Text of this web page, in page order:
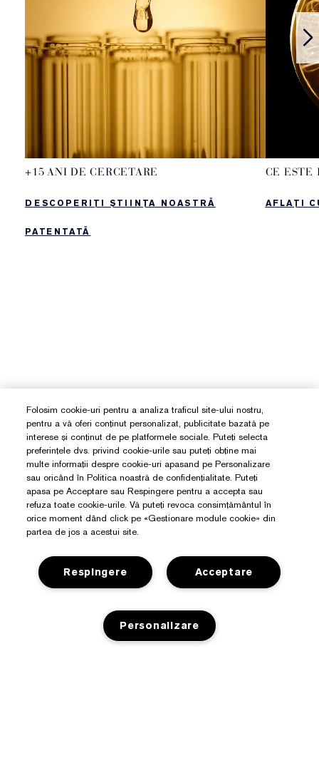
+15 ANI DE CERCETARE
DESCOPERIȚI ȘTIINȚA NOASTRĂ
PATENTATĂ
CE ESTE
AFLAȚI
Aveți Nevoie De Ajutor?
Folosim cookie-uri pentru a analiza traficul site-ului nostru,
pentru a vă oferi conținut personalizat, publicitate bazată pe
interese și conținut de pe platformele sociale. Puteți selecta
preferințele dvs. privind cookie-urile sau puteți obține mai
multe informații despre cookie-uri apasand pe Personalizare
sau oricând în Politica noastră de confidențialitate. Puteți
apasa pe Acceptare sau Respingere pentru a accepta sau
refuza toate cookie-urile. Vă puteți revoca consimțământul în
orice moment dând click pe «Gestionare module cookie» din
partea de jos a acestui site.
Acceptare
Respingere
Personalizare